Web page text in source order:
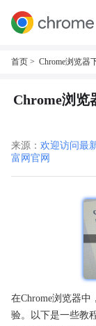
首页 > Chrome浏览器
Chrome浏览
来源： 欢迎访问最
富网官网
在Chrome浏览器
验。以下是一些教